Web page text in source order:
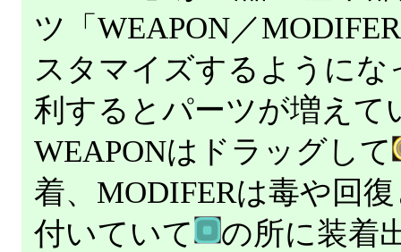
ツ「WEAPON／
スタマイズするように
利するとパーツが増えて
WEAPONはドラッグして
着、MODIFERは毒や回
付いていて
の所に装着